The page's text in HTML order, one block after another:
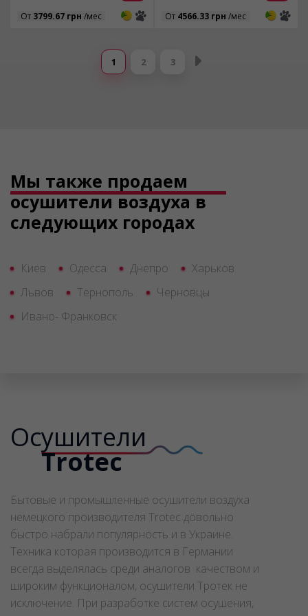
От 3799.67 грн /мес 3 3 От 4566.33 грн /мес 3 3
1 2 3
Мы также продаем
осушители воздуха в
следующих городах
Киев Одесса Днепро
Харьков
Львов
Тернополь
Черновцы
Ивано- Франковск
Осушители
Trotec
Бытовые и промышленные осушители воздуха
немецкого производителя Trotec довольно
быстро набрали популярность и в Украине.
Техника которая производится в Германии
всегда выделялась среди аналогов качеством и
широким функционалом, осушители Тротек не
исключение. При разработке систем осушения,